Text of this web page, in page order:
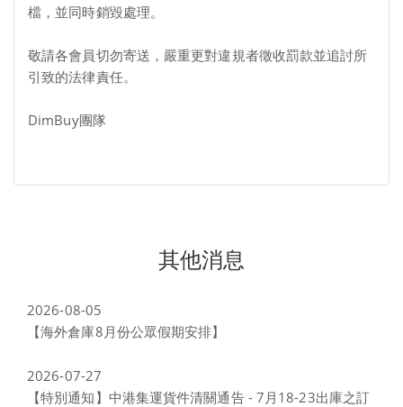
檔，並同時銷毀處理。
敬請各會員切勿寄送，嚴重更對違規者徵收罰款並追討所
引致的法律責任。
DimBuy團隊
其他消息
2026-08-05
【海外倉庫8月份公眾假期安排】
2026-07-27
【特別通知】中港集運貨件清關通告 - 7月18-23出庫之訂